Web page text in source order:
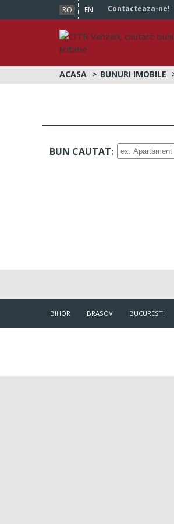
RO EN Contacteaza-ne!
ACASA BUNURI IMOBILE
BUN CAUTAT:
BIHOR BRASOV BUCURESTI